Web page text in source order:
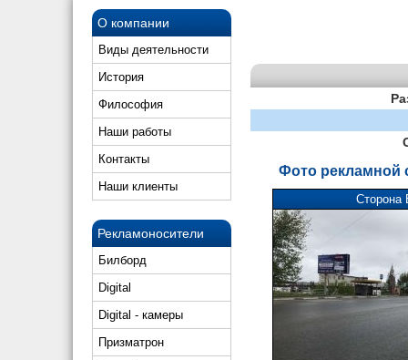
О компании
Виды деятельности
История
Философия
Наши работы
Контакты
Наши клиенты
Рекламоносители
Билборд
Digital
Digital - камеры
Призматрон
Фото рекламной
Сторона